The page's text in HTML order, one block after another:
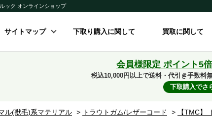
ック オンラインショップ
サイトマップ 下取り購入に関して 買取に関して
会員様限定 ポイント5
税込10,000円以上で送料・代引き手数料
下取購入でさ
ル(獣毛)系マテリアル > トラウトガム/レザーコード >
【TMC】